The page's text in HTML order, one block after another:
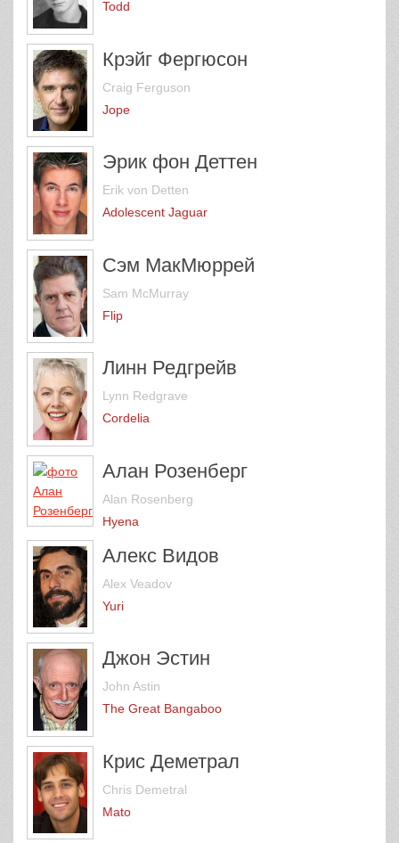
Todd
Крэйг Фергюсон
Craig Ferguson
Jope
Эрик фон Деттен
Erik von Detten
Adolescent Jaguar
Сэм МакМюррей
Sam McMurray
Flip
Линн Редгрейв
Lynn Redgrave
Cordelia
Алан Розенберг
Alan Rosenberg
Hyena
Алекс Видов
Alex Veadov
Yuri
Джон Эстин
John Astin
The Great Bangaboo
Крис Деметрал
Chris Demetral
Mato